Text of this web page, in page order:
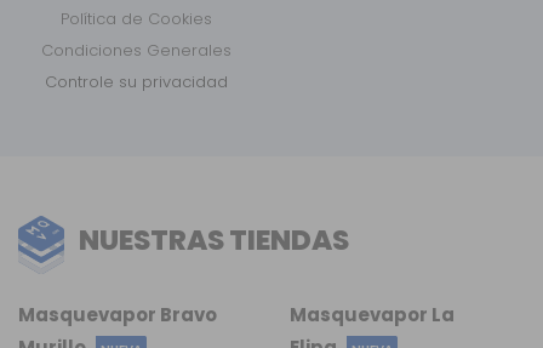
Política de Cookies
Condiciones Generales
Controle su privacidad
NUESTRAS TIENDAS
Masquevapor La
Masquevapor Bravo